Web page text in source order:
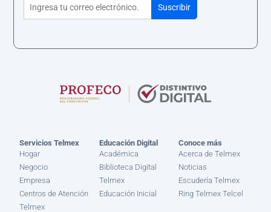
Servicios Telmex
Hogar
Negocio
Empresa
Centros de Atención
Telmex
Educación Digital
Académica
Biblioteca Digital
Telmex
Educación Inicial
Conoce más
Acerca de Telmex
Noticias
Escudería Telmex
Ring Telmex Telcel